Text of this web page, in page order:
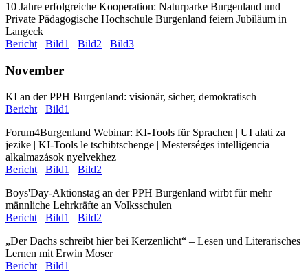
10 Jahre erfolgreiche Kooperation: Naturparke Burgenland und
Private Pädagogische Hochschule Burgenland feiern Jubiläum in
Langeck
Bericht
Bild1 Bild2 Bild3
November
KI an der PPH Burgenland: visionär, sicher, demokratisch
Bericht
Bild1
Forum4Burgenland Webinar: KI-Tools für Sprachen | UI alati za
jezike | KI-Tools le tschibtschenge | Mesterséges intelligencia
alkalmazások nyelvekhez
Bericht
Bild1
Bild2
Boys'Day-Aktionstag an der PPH Burgenland wirbt für mehr
männliche Lehrkräfte an Volksschulen
Bericht
Bild1
Bild2
„Der Dachs schreibt hier bei Kerzenlicht“ – Lesen und Literarisches
Lernen mit Erwin Moser
Bericht
Bild1